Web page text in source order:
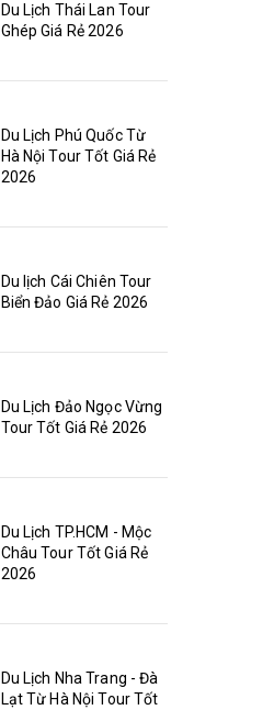
Du Lịch Thái Lan Tour
Ghép Giá Rẻ 2026
Du Lịch Phú Quốc Từ
Hà Nội Tour Tốt Giá Rẻ
2026
Du lịch Cái Chiên Tour
Biển Đảo Giá Rẻ 2026
Du Lịch Đảo Ngọc Vừng
Tour Tốt Giá Rẻ 2026
Du Lịch TP.HCM - Mộc
Châu Tour Tốt Giá Rẻ
2026
Du Lịch Nha Trang - Đà
Lạt Từ Hà Nội Tour Tốt